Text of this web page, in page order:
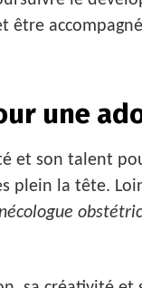
être
une
et son talent
plein la tête.